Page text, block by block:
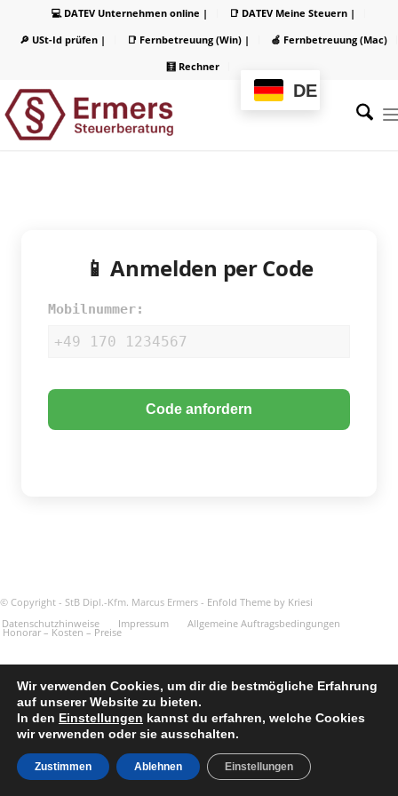
💻 DATEV Unternehmen online |
📑 DATEV Meine Steuern |
🔎 USt-Id prüfen |
📑 Fernbetreuung (Win) |
🍏 Fernbetreuung (Mac)
🧮 Rechner
DE
📱 Anmelden per Code
Mobilnummer:
Code anfordern
© Copyright - StB Dipl.-Kfm. Marcus Ermers - Enfold Theme by Kriesi
Datenschutzhinweise
Impressum Allgemeine Auftragsbedingungen
Honorar – Kosten – Preise
Wir verwenden Cookies, um dir die bestmögliche Erfahrung
auf unserer Website zu bieten.
In den Einstellungen kannst du erfahren, welche Cookies
wir verwenden oder sie ausschalten.
Zustimmen Ablehnen Einstellungen